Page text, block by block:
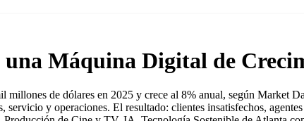
Máquina Digital de
de dólares en 2025 y crece al 8% anual, según Market
servicio y operaciones. El resultado: clientes insatisfechos,